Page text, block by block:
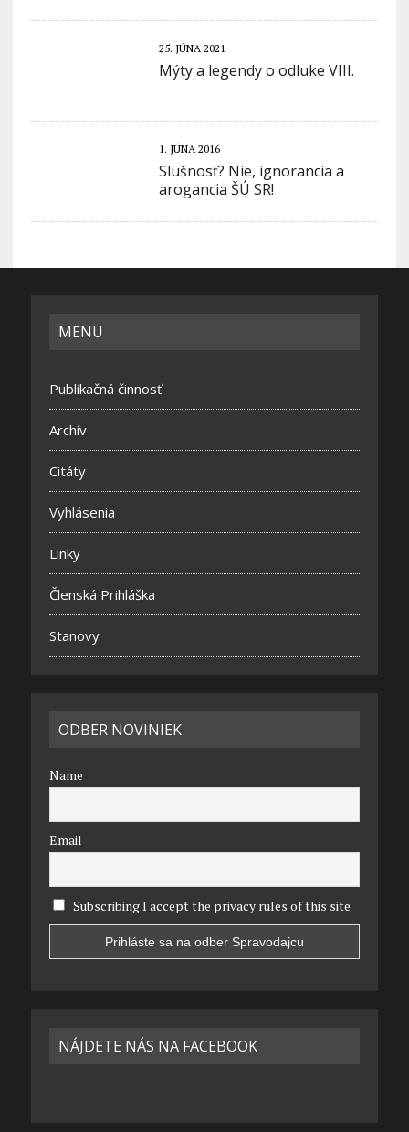
25. JÚNA 2021
Mýty a legendy o odluke VIII.
1. JÚNA 2016
Slušnosť? Nie, ignorancia a
arogancia ŠÚ SR!
MENU
Publikačná činnosť
Archív
Citáty
Vyhlásenia
Linky
Členská Prihláška
Stanovy
ODBER NOVINIEK
Name
Email
Subscribing I accept the privacy rules of this site
NÁJDETE NÁS NA FACEBOOK